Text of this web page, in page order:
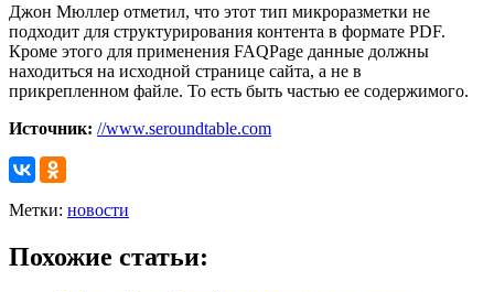
Джон Мюллер отметил, что этот тип микроразметки не
подходит для структурирования контента в формате PDF.
Кроме этого для применения FAQPage данные должны
находиться на исходной странице сайта, а не в
прикрепленном файле. То есть быть частью ее содержимого.
Источник: //www.seroundtable.com
Метки: новости
Похожие статьи: